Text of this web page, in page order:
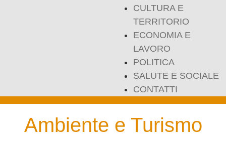
CULTURA E
TERRITORIO
ECONOMIA E
LAVORO
POLITICA
SALUTE E SOCIALE
CONTATTI
Ambiente e Turismo